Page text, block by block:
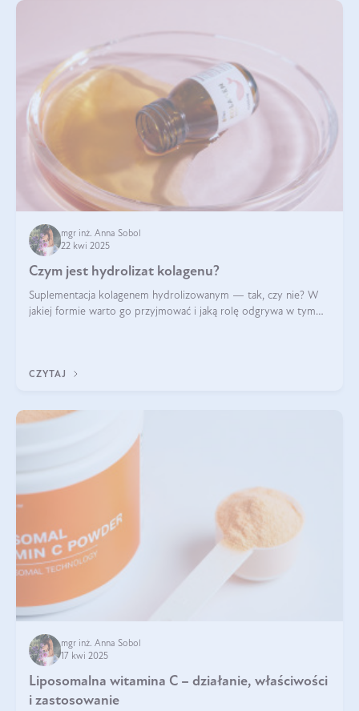
mgr inż. Anna Sobol
22 kwi 2025
Czym jest hydrolizat kolagenu?
Suplementacja kolagenem hydrolizowanym — tak, czy nie? W
jakiej formie warto go przyjmować i jaką rolę odgrywa w tym
CZYTAJ
mgr inż. Anna Sobol
17 kwi 2025
Liposomalna witamina C – działanie, właściwości
i zastosowanie